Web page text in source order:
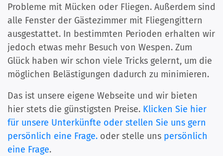
Probleme mit Mücken oder Fliegen. Außerdem sind
alle Fenster der Gästezimmer mit Fliegengittern
ausgestattet. In bestimmten Perioden erhalten wir
jedoch etwas mehr Besuch von Wespen. Zum
Glück haben wir schon viele Tricks gelernt, um die
möglichen Belästigungen dadurch zu minimieren.
Das ist unsere eigene Webseite und wir bieten
hier stets die günstigsten Preise. Klicken Sie hier
für unsere Unterkünfte oder stellen Sie uns gern
persönlich eine Frage. oder stelle uns persönlich
eine Frage.